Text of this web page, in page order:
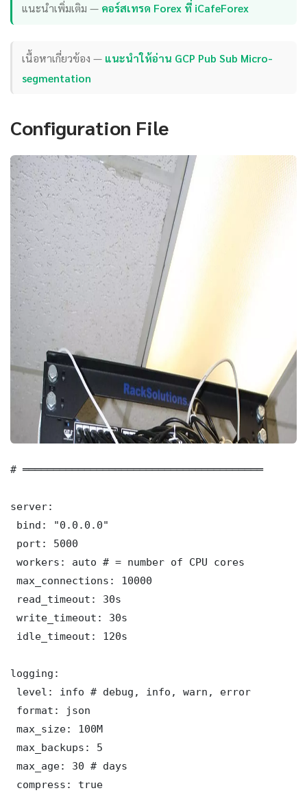
แนะนำเพิ่มเติม — คอร์สเทรด Forex ที่ iCafeForex
เนื้อหาเกี่ยวข้อง — แนะนำให้อ่าน GCP Pub Sub Micro-
segmentation
Configuration File
# ═══════════════════════════════════════
server:
bind: "0.0.0.0"
port: 5000
workers: auto # = number of CPU cores
max_connections: 10000
read_timeout: 30s
write_timeout: 30s
idle_timeout: 120s
logging:
level: info # debug, info, warn, error
format: json
max_size: 100M
max_backups: 5
max_age: 30 # days
compress: true